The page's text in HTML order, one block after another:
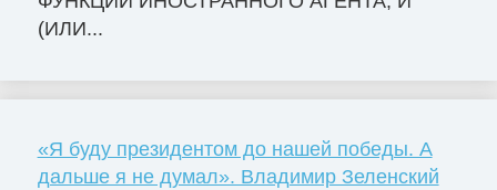
(ИЛИ...
«Я буду президентом до нашей победы. А
дальше я не думал». Владимир Зеленский